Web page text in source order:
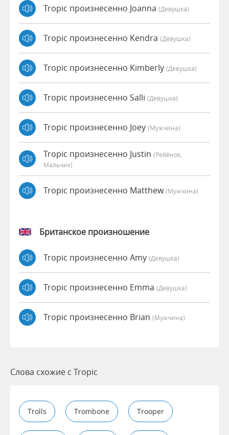
Tropic произнесенно Joanna (девушка)
Tropic произнесенно Kendra (девушка)
Tropic произнесенно Kimberly (девушка)
Tropic произнесенно Salli (девушка)
Tropic произнесенно Joey (мужчина)
Tropic произнесенно Justin (Ребёнок,
Мальчик)
Tropic произнесенно Matthew(мужчина)
Британское произношение
Tropic произнесенно Amy (девушка)
Tropic произнесенно Emma (девушка)
Tropic произнесенно Brian (мужчина)
Слова схожие с Tropic
Trolls Trombone Trooper